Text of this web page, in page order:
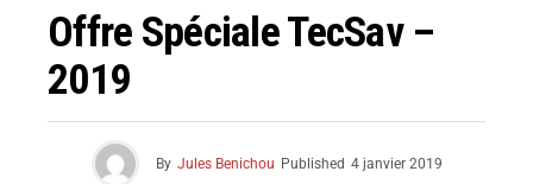
Offre Spéciale TecSav –
2019
By Jules Benichou Published 4 janvier 2019